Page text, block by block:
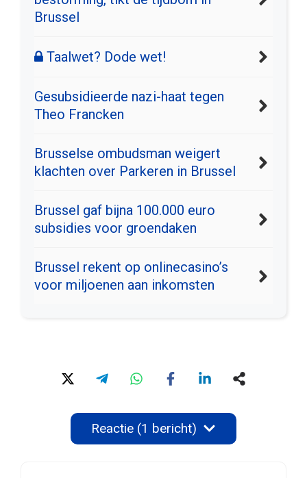
Brussel
Taalwet? Dode wet!
Gesubsidieerde nazi-haat tegen
Theo Francken
Brusselse ombudsman weigert
klachten over Parkeren in Brussel
Brussel gaf bijna 100.000 euro
subsidies voor groendaken
Brussel rekent op onlinecasino’s
voor miljoenen aan inkomsten
Reactie (1 bericht)